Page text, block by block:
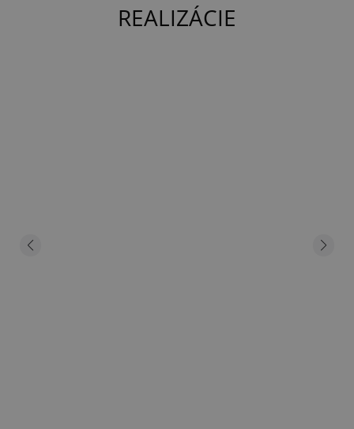
REALIZÁCIE